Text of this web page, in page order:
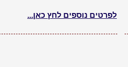
לפרטים נוספים לחץ כאן...